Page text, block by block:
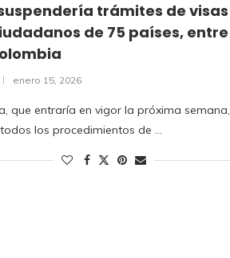
suspendería trámites de visas
de 75 países, entre
enero 15, 2026
que entraría en vigor la próxima semana,
los procedimientos de …